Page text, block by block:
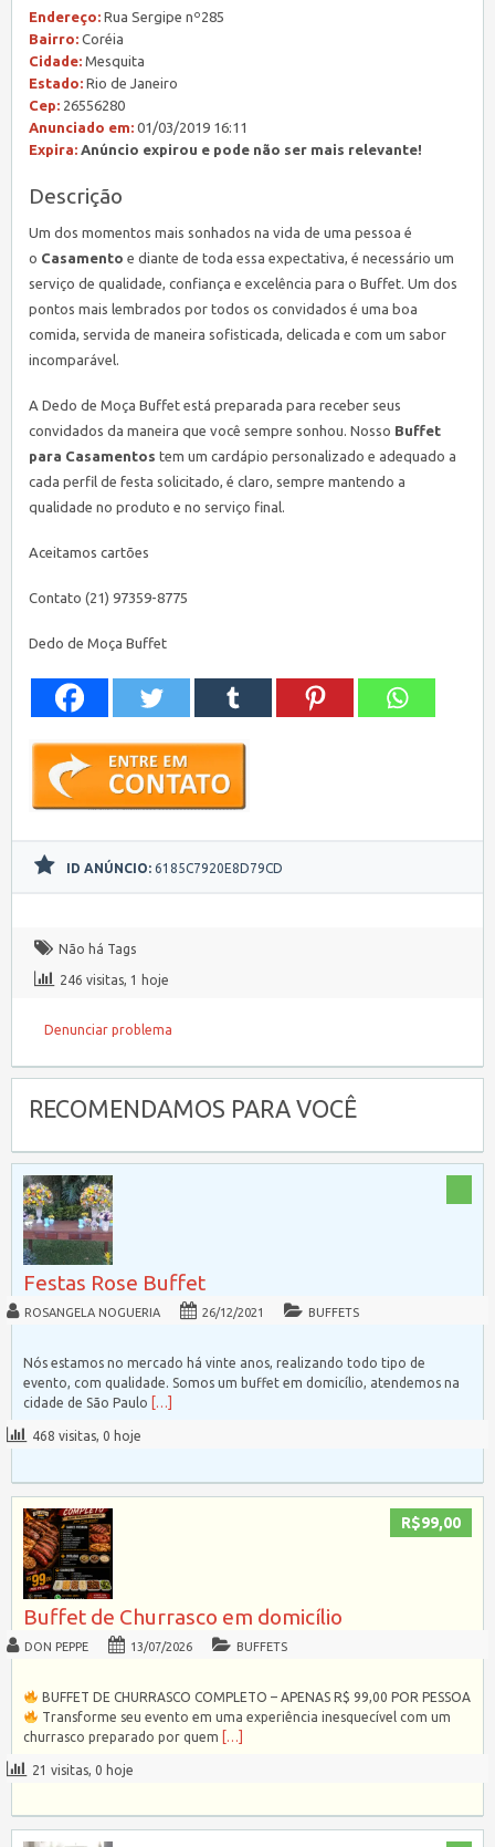
Endereço: Rua Sergipe nº285
Bairro: Coréia
Cidade: Mesquita
Estado: Rio de Janeiro
Cep: 26556280
Anunciado em: 01/03/2019 16:11
Expira: Anúncio expirou e pode não ser mais relevante!
Descrição
Um dos momentos mais sonhados na vida de uma pessoa é
o Casamento e diante de toda essa expectativa, é necessário um
serviço de qualidade, confiança e excelência para o Buffet. Um dos
pontos mais lembrados por todos os convidados é uma boa
comida, servida de maneira sofisticada, delicada e com um sabor
incomparável.
A Dedo de Moça Buffet está preparada para receber seus
convidados da maneira que você sempre sonhou. Nosso Buffet
para Casamentos tem um cardápio personalizado e adequado a
cada perfil de festa solicitado, é claro, sempre mantendo a
qualidade no produto e no serviço final.
Aceitamos cartões
Contato (21) 97359-8775
Dedo de Moça Buffet
ID ANÚNCIO: 6185C7920E8D79CD
Não há Tags
246 visitas, 1 hoje
Denunciar problema
RECOMENDAMOS PARA VOCÊ
Festas Rose Buffet
ROSANGELA NOGUERIA 26/12/2021 BUFFETS
Nós estamos no mercado há vinte anos, realizando todo tipo de
evento, com qualidade. Somos um buffet em domicílio, atendemos na
cidade de São Paulo
[…]
468 visitas, 0 hoje
R$99,00
Buffet de Churrasco em domicílio
DON PEPPE 13/07/2026 BUFFETS
BUFFET DE CHURRASCO COMPLETO – APENAS R$ 99,00 POR PESSOA
Transforme seu evento em uma experiência inesquecível com um
churrasco preparado por quem […]
21 visitas, 0 hoje